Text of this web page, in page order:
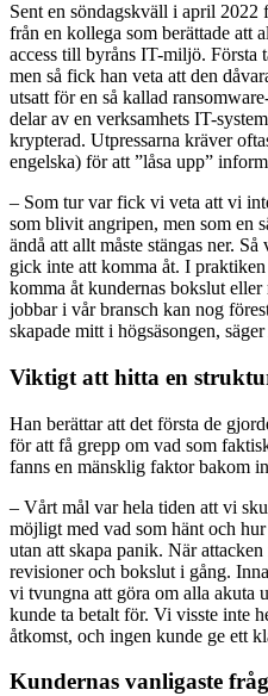
Sent en söndagskväll i april
från en kollega som berättade att
access till byråns IT-miljö. Första
men så fick han veta att den
utsatt för en så kallad
delar av en verksamhets IT-
krypterad. Utpressarna kräver
engelska) för att ”låsa upp”
– Som tur var fick vi veta att vi
som blivit angripen, men som en
ändå att allt måste stängas ner.
gick inte att komma åt. I
komma åt kundernas bokslut
jobbar i vår bransch kan nog
skapade mitt i högsäsongen,
Viktigt att hitta en
Han berättar att det första de
för att få grepp om vad som
fanns en mänsklig faktor bakom
– Vårt mål var hela tiden att vi
möjligt med vad som hänt och
utan att skapa panik. När
revisioner och bokslut i gång.
vi tvungna att göra om alla akuta
kunde ta betalt för. Vi visste inte
åtkomst, och ingen kunde ge ett
Kundernas vanligaste